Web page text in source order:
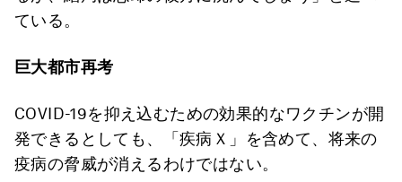
ている。
巨大都市再考
COVID-19を抑え込むための効果的なワクチンが開
発できるとしても、「疾病Ｘ」を含めて、将来の
疫病の脅威が消えるわけではない。